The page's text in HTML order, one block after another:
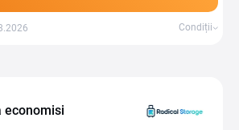
Condiții
economisi